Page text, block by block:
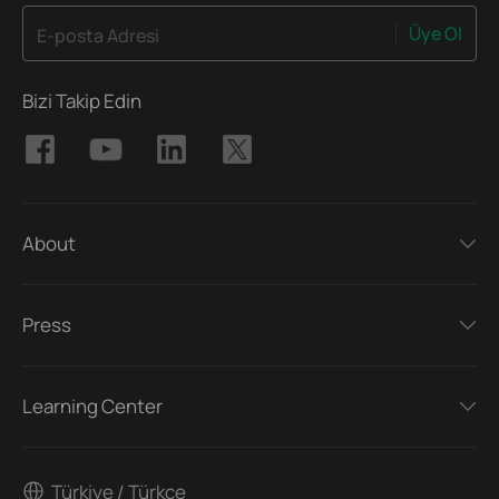
E-posta Adresi Üye Ol
Bizi Takip Edin
About
Press
Learning Center
Türkiye / Türkçe